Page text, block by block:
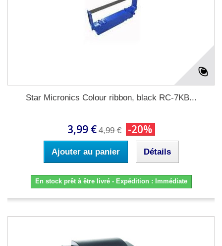
Star Micronics Colour ribbon, black RC-7KB...
3,99 € 4,99 € -20%
Ajouter au panier Détails
En stock prêt à être livré - Expédition : Immédiate